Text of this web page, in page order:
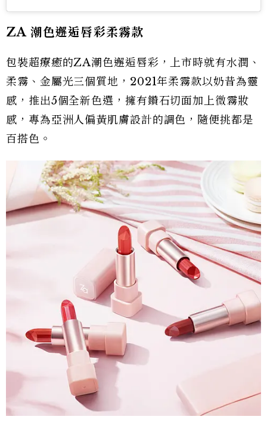
ZA 潮色邂逅唇彩柔霧款
包裝超療癒的ZA潮色邂逅唇彩，上市時就有水潤、
柔霧、金屬光三個質地，2021年柔霧款以奶昔為靈
感，推出5個全新色選，擁有鑽石切面加上微霧妝
感，專為亞洲人偏黃肌膚設計的調色，隨便挑都是
百搭色。